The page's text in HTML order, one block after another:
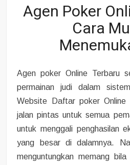
Agen Poker
Cara
Agen poker Online Terbaru
permainan judi dalam
Website Daftar poker Online
jalan pintas untuk semua
untuk menggali penghasilan
yang besar di dalamnya.
menguntungkan memang